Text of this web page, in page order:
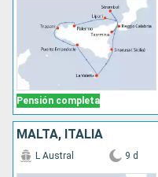
Pensión completa
MALTA, ITALIA
L Austral 9 d